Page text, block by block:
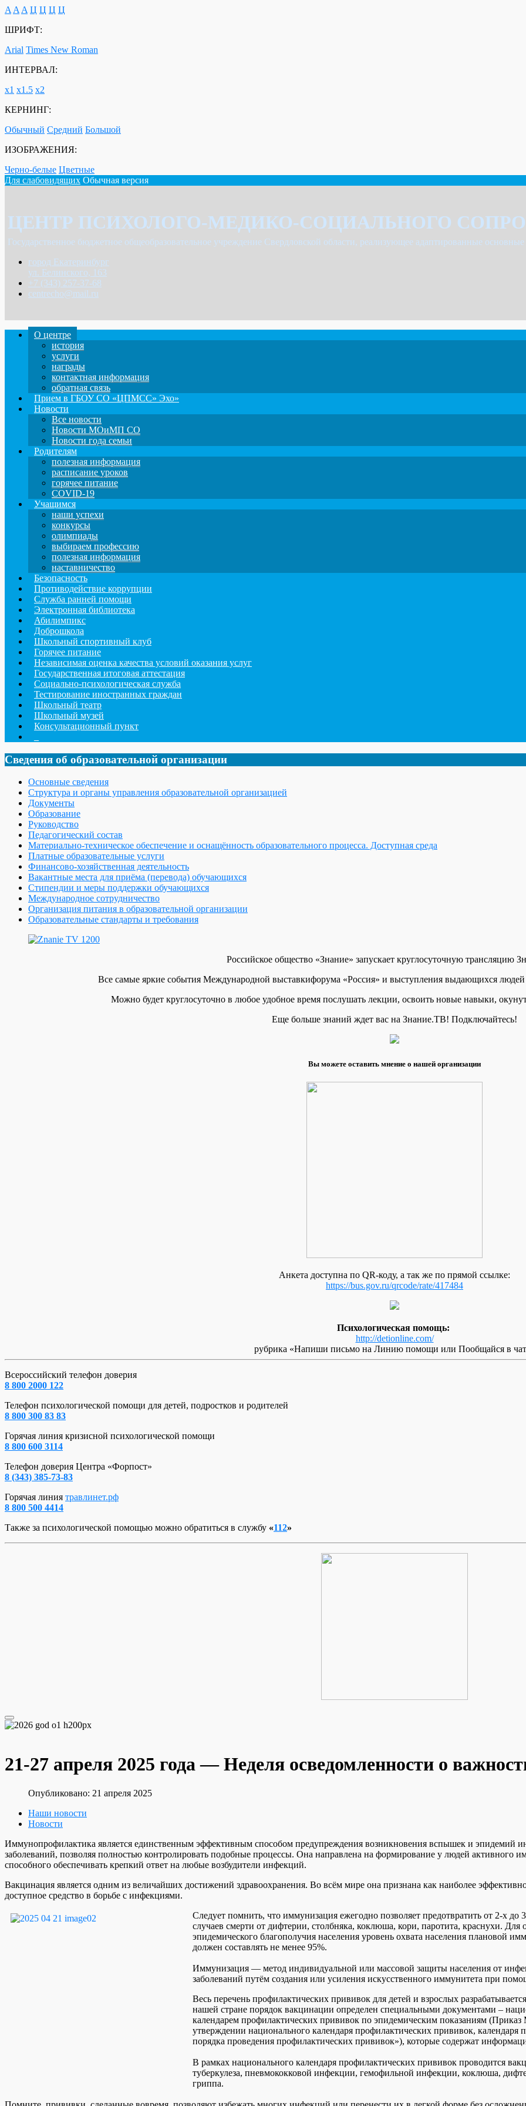
A A A Ц Ц Ц Ц
ШРИФТ:
Arial Times New Roman
ИНТЕРВАЛ:
х1 х1.5 х2
КЕРНИНГ:
Обычный Средний Большой
ИЗОБРАЖЕНИЯ:
Черно-белые Цветные
Для слабовидящих Обычная версия
ЦЕНТР ПСИХОЛОГО-МЕДИКО-СОЦИАЛЬНОГО
Государственное бюджетное общеобразовательное учреждение Свердловской области, реализующее адаптированные
город Екатеринбург
ул. Белинского, 163
+7 (343) 257-37-68
centrecho@mail.ru
О центре
история
услуги
награды
контактная информация
обратная связь
Прием в ГБОУ СО «ЦПМСС» Эхо»
Новости
Все новости
Новости МОиМП СО
Новости года семьи
Родителям
полезная информация
расписание уроков
горячее питание
COVID-19
Учащимся
наши успехи
конкурсы
олимпиады
выбираем профессию
полезная информация
наставничество
Безопасность
Противодействие коррупции
Служба ранней помощи
Электронная библиотека
Абилимпикс
Доброшкола
Школьный спортивный клуб
Горячее питание
Независимая оценка качества условий оказания услуг
Государственная итоговая аттестация
Социально-психологическая служба
Тестирование иностранных граждан
Школьный театр
Школьный музей
Консультационный пункт
Сведения об образовательной организации
Основные сведения
Структура и органы управления образовательной организацией
Документы
Образование
Руководство
Педагогический состав
Материально-техническое обеспечение и оснащённость образовательного процесса. Доступная среда
Платные образовательные услуги
Финансово-хозяйственная деятельность
Вакантные места для приёма (перевода) обучающихся
Стипендии и меры поддержки обучающихся
Международное сотрудничество
Организация питания в образовательной организации
Образовательные стандарты и требования
Российское общество «Знание» запускает круглосуточную трансляцию
Все самые яркие события Международной выставкифорума «Россия» и выступления выдающихся
Можно будет круглосуточно в любое удобное время послушать лекции, освоить новые навыки,
Еще больше знаний ждет вас на Знание.ТВ! Подключайтесь!
Вы можете оставить мнение о нашей организации
Анкета доступна по QR-коду, а так же по прямой ссылке:
https://bus.gov.ru/qrcode/rate/417484
Психологическая помощь:
http://detionline.com/
рубрика «Напиши письмо на Линию помощи или Пообщайся в
Всероссийский телефон доверия
8 800 2000 122
Телефон психологической помощи для детей, подростков и родителей
8 800 300 83 83
Горячая линия кризисной психологической помощи
8 800 600 3114
Телефон доверия Центра «Форпост»
8 (343) 385-73-83
Горячая линия травлинет.рф
8 800 500 4414
Также за психологической помощью можно обратиться в службу «112»
21-27 апреля 2025 года — Неделя осведомленности о
Опубликовано: 21 апреля 2025
Наши новости
Новости
Иммунопрофилактика является единственным эффективным способом предупреждения возникновения вспышек и эпидемий
заболеваний, позволяя полностью контролировать подобные процессы. Она направлена на формирование у людей активного
способного обеспечивать крепкий ответ на любые возбудители инфекций.
Вакцинация является одним из величайших достижений здравоохранения. Во всём мире она признана как наиболее
доступное средство в борьбе с инфекциями.
Следует помнить, что иммунизация ежегодно позволяет предотвратить от 2-х до
случаев смерти от дифтерии, столбняка, коклюша, кори, паротита, краснухи. Для
эпидемического благополучия населения уровень охвата населения плановой
должен составлять не менее 95%.
Иммунизация — метод индивидуальной или массовой защиты населения от
заболеваний путём создания или усиления искусственного иммунитета при
Весь перечень профилактических прививок для детей и взрослых
нашей стране порядок вакцинации определен специальными документами –
календарем профилактических прививок по эпидемическим показаниям
утверждении национального календаря профилактических прививок,
порядка проведения профилактических прививок»), которые содержат
В рамках национального календаря профилактических прививок проводится
туберкулеза, пневмококковой инфекции, гемофильной инфекции, коклюша,
гриппа.